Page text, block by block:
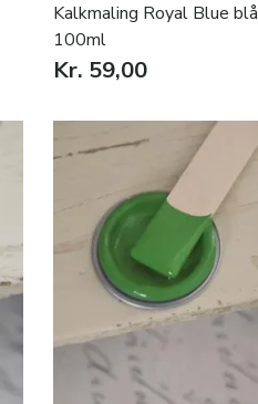
Kalkmaling Royal Blue blå
100ml
Kr. 59,00